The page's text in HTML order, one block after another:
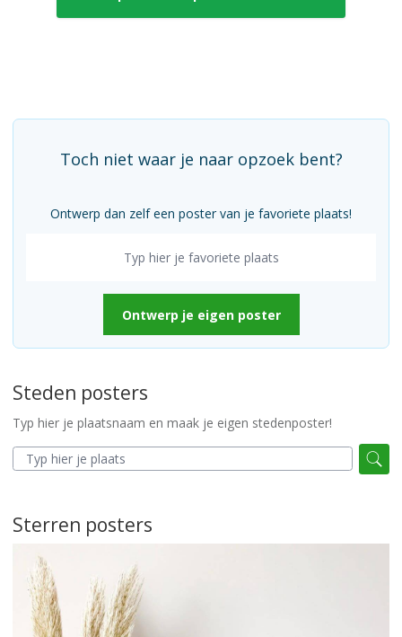
Toch niet waar je naar opzoek bent?
Ontwerp dan zelf een poster van je favoriete plaats!
Ontwerp je eigen poster
Steden posters
Typ hier je plaatsnaam en maak je eigen stedenposter!
Sterren posters